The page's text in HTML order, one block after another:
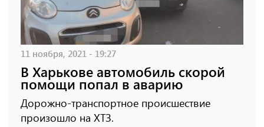
11 ноября, 2021 - 19:27
В Харькове автомобиль скорой
помощи попал в аварию
Дорожно-транспортное происшествие
произошло на ХТЗ.